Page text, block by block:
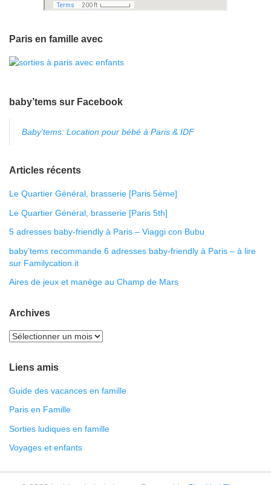
Paris en famille avec
baby’tems sur Facebook
Baby'tems: Location pour bébé à Paris & IDF
Articles récents
Le Quartier Général, brasserie [Paris 5ème]
Le Quartier Général, brasserie [Paris 5th]
5 adresses baby-friendly à Paris – Viaggi con Bubu
baby’tems recommande 6 adresses baby-friendly à Paris – à lire
sur Familycation.it
Aires de jeux et manège au Champ de Mars
Archives
Liens amis
Guide des vacances en famille
Paris en Famille
Sorties ludiques en famille
Voyages et enfants